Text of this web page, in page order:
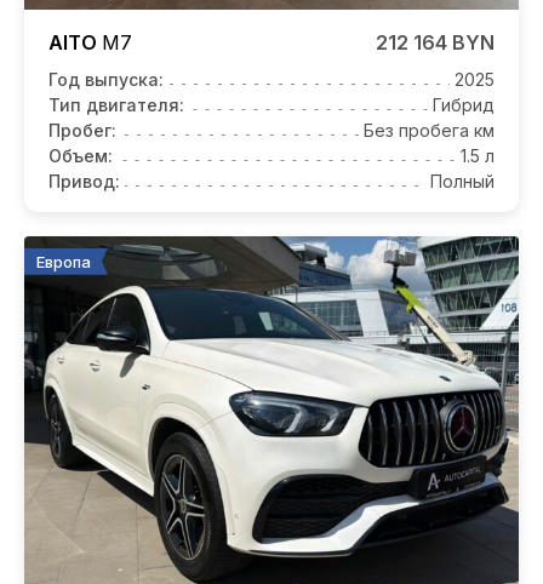
AITO M7 212 164 BYN
Год выпуска:
2025
Тип двигателя:
Гибрид
Пробег:
Без пробега км
Объем:
1.5 л
Привод:
Полный
Европа